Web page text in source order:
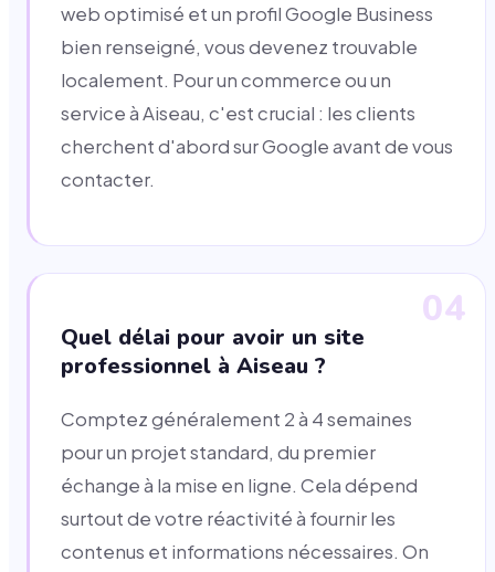
web optimisé et un profil Google Business
bien renseigné, vous devenez trouvable
localement. Pour un commerce ou un
service à Aiseau, c'est crucial : les clients
cherchent d'abord sur Google avant de vous
contacter.
04
Quel délai pour avoir un site
professionnel à Aiseau ?
Comptez généralement 2 à 4 semaines
pour un projet standard, du premier
échange à la mise en ligne. Cela dépend
surtout de votre réactivité à fournir les
contenus et informations nécessaires. On